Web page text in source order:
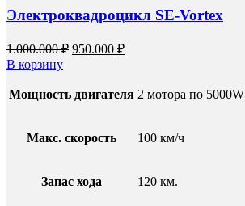
Электроквадроцикл SE-Vortex
1.000.000₽ Первоначальная
1.000.000 ₽.
950.000 ₽Текущая
В корзину
Мощность двигателя 2 мотора по 5000W
Макс. скорость 100 км/ч
Запас хода 120 км.